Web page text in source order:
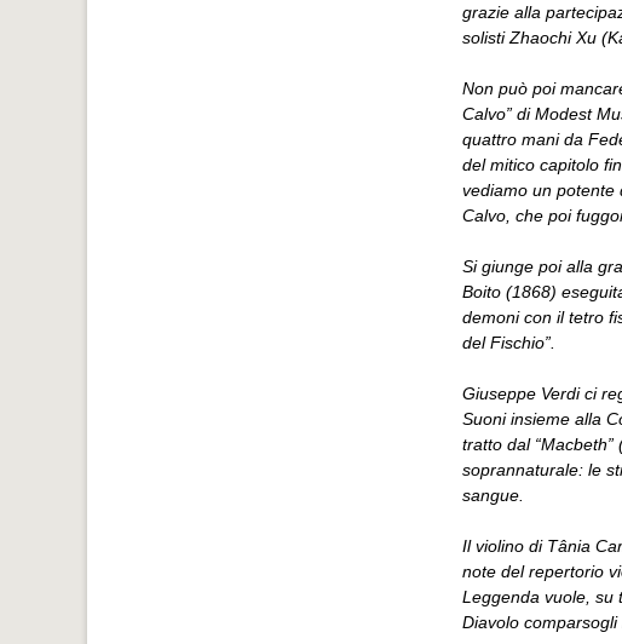
grazie alla
solisti Zhaochi Xu
Non può poi
Calvo” di Modest
quattro mani da
del mitico capitolo
vediamo un potente
Calvo, che poi
Si giunge poi alla
Boito (1868)
demoni con il tetro
del Fischio”.
Giuseppe Verdi ci
Suoni insieme alla
tratto dal
soprannaturale: le
sangue.
Il violino di Tânia
note del repertorio
Leggenda vuole, su
Diavolo comparsogli